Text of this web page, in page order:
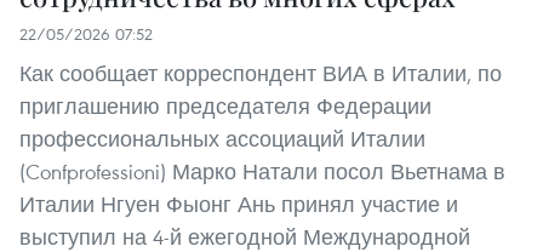
22/05/2026 07:52
Как сообщает корреспондент ВИА в Италии, по
приглашению председателя Федерации
профессиональных ассоциаций Италии
(Confprofessioni) Марко Натали посол Вьетнама в
Италии Нгуен Фыонг Ань принял участие и
выступил на 4-й ежегодной Международной